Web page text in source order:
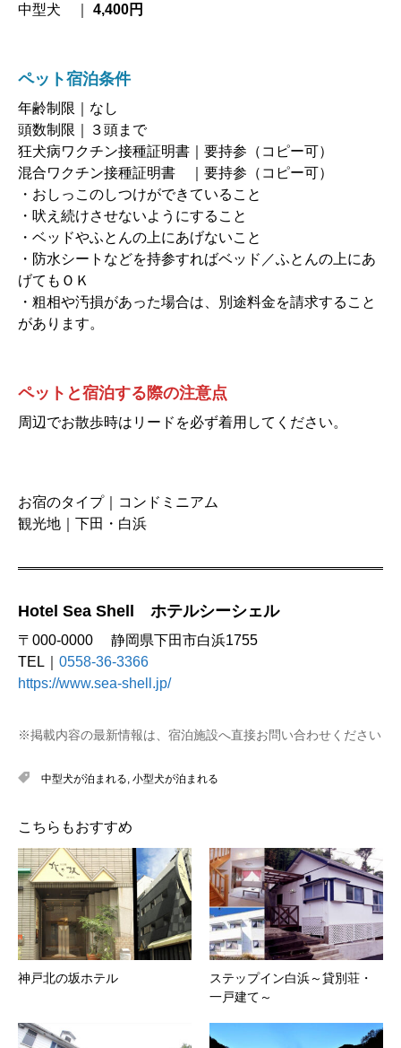
中型犬 ｜ 4,400円
ペット宿泊条件
年齢制限｜なし
頭数制限｜３頭まで
狂犬病ワクチン接種証明書｜要持参（コピー可）
混合ワクチン接種証明書 ｜要持参（コピー可）
・おしっこのしつけができていること
・吠え続けさせないようにすること
・ベッドやふとんの上にあげないこと
・防水シートなどを持参すればベッド／ふとんの上にあ
げてもＯＫ
・粗相や汚損があった場合は、別途料金を請求すること
があります。
ペットと宿泊する際の注意点
周辺でお散歩時はリードを必ず着用してください。
お宿のタイプ｜コンドミニアム
観光地｜下田・白浜
Hotel Sea Shell ホテルシーシェル
〒000-0000 静岡県下田市白浜1755
TEL｜ 0558-36-3366
https://www.sea-shell.jp/
※掲載内容の最新情報は、宿泊施設へ直接お問い合わせください
中型犬が泊まれる, 小型犬が泊まれる
こちらもおすすめ
神戸北の坂ホテル
ステップイン白浜～貸別荘・
一戸建て～